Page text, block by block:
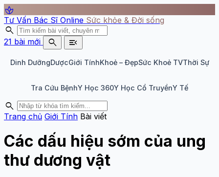
spa
Tư Vấn Bác Sĩ Online Sức khỏe & Đời sống
search
21 bài mới search menu_open
Dinh DưỡngDượcGiới TínhKhoẻ – ĐẹpSức Khoẻ TVThời Sự
Tra Cứu BệnhY Học 360Y Học Cổ TruyềnY Tế
search
Trang chủ Giới Tính Bài viết
Các dấu hiệu sớm của ung
thư dương vật